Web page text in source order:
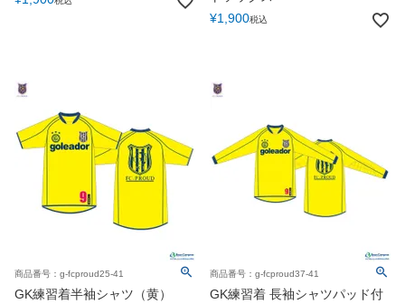
¥1,900税込
商品番号：g-fcproud25-41
GK練習着半袖シャツ（黄）
商品番号：g-fcproud37-41
GK練習着 長袖シャツパッド付